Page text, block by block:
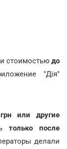
стоимостью до
"Дія"
или другие
только после
делали